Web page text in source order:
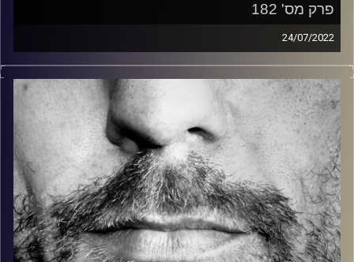
פרק מס' 182
24/07/2022
זיפים, מוזיקה מחוספסת של הופעות חיות. הרבה ג'אם, רוק,
בלוז, bluegrass, ג'אז, Fאנק, פרוגרסיב ואפילו אלקטרוניקה.
כל מה שחי, אמיתי ונושם.
עם שמוליק רגב.
קרדיט תמונות: David Goehring